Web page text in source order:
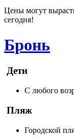
Цены могут
сегодня!
Бронь
Дети
С любого
Пляж
Городской